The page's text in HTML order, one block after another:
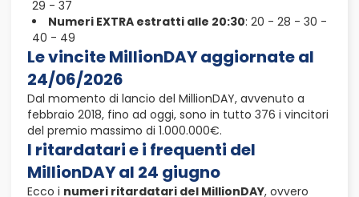
29 - 37
Numeri EXTRA estratti alle 20:30: 20 - 28 - 30 -
40 - 49
Le vincite MillionDAY aggiornate al
24/06/2026
Dal momento di lancio del MillionDAY, avvenuto a
febbraio 2018, fino ad oggi, sono in tutto 376 i vincitori
del premio massimo di 1.000.000€.
I ritardatari e i frequenti del
MillionDAY al 24 giugno
Ecco i numeri ritardatari del MillionDAY, ovvero